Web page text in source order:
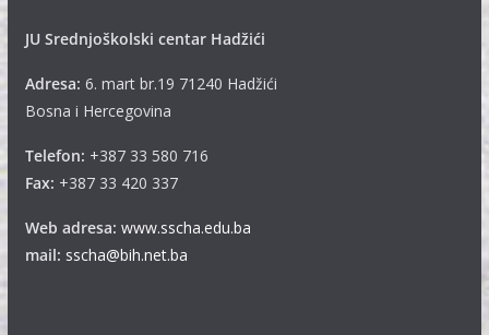
JU Srednjoškolski centar Hadžići
Adresa: 6. mart br.19 71240 Hadžići
Bosna i Hercegovina
Telefon: +387 33 580 716
Fax: +387 33 420 337
Web adresa: www.sscha.edu.ba
mail: sscha@bih.net.ba